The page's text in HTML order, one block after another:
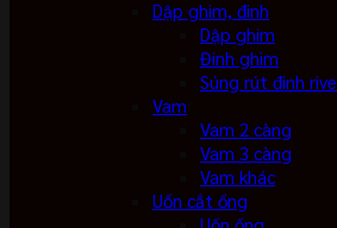
Dập ghim, đinh
Dập ghim
Đinh ghim
Súng rút đinh rive
Vam
Vam 2 càng
Vam 3 càng
Vam khác
Uốn cắt ống